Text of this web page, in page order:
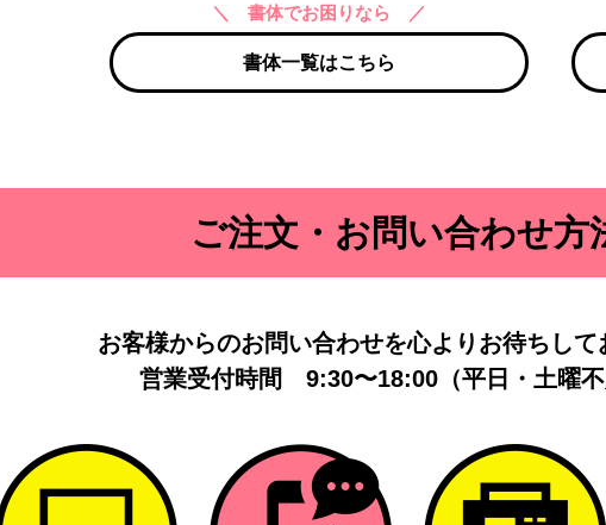
＼ 書体でお困りなら ／
書体一覧はこちら
ご注文・お問い合わせ方
お客様からのお問い合わせを心よりお待ちして
営業受付時間 9:30〜18:00（平日・土曜不